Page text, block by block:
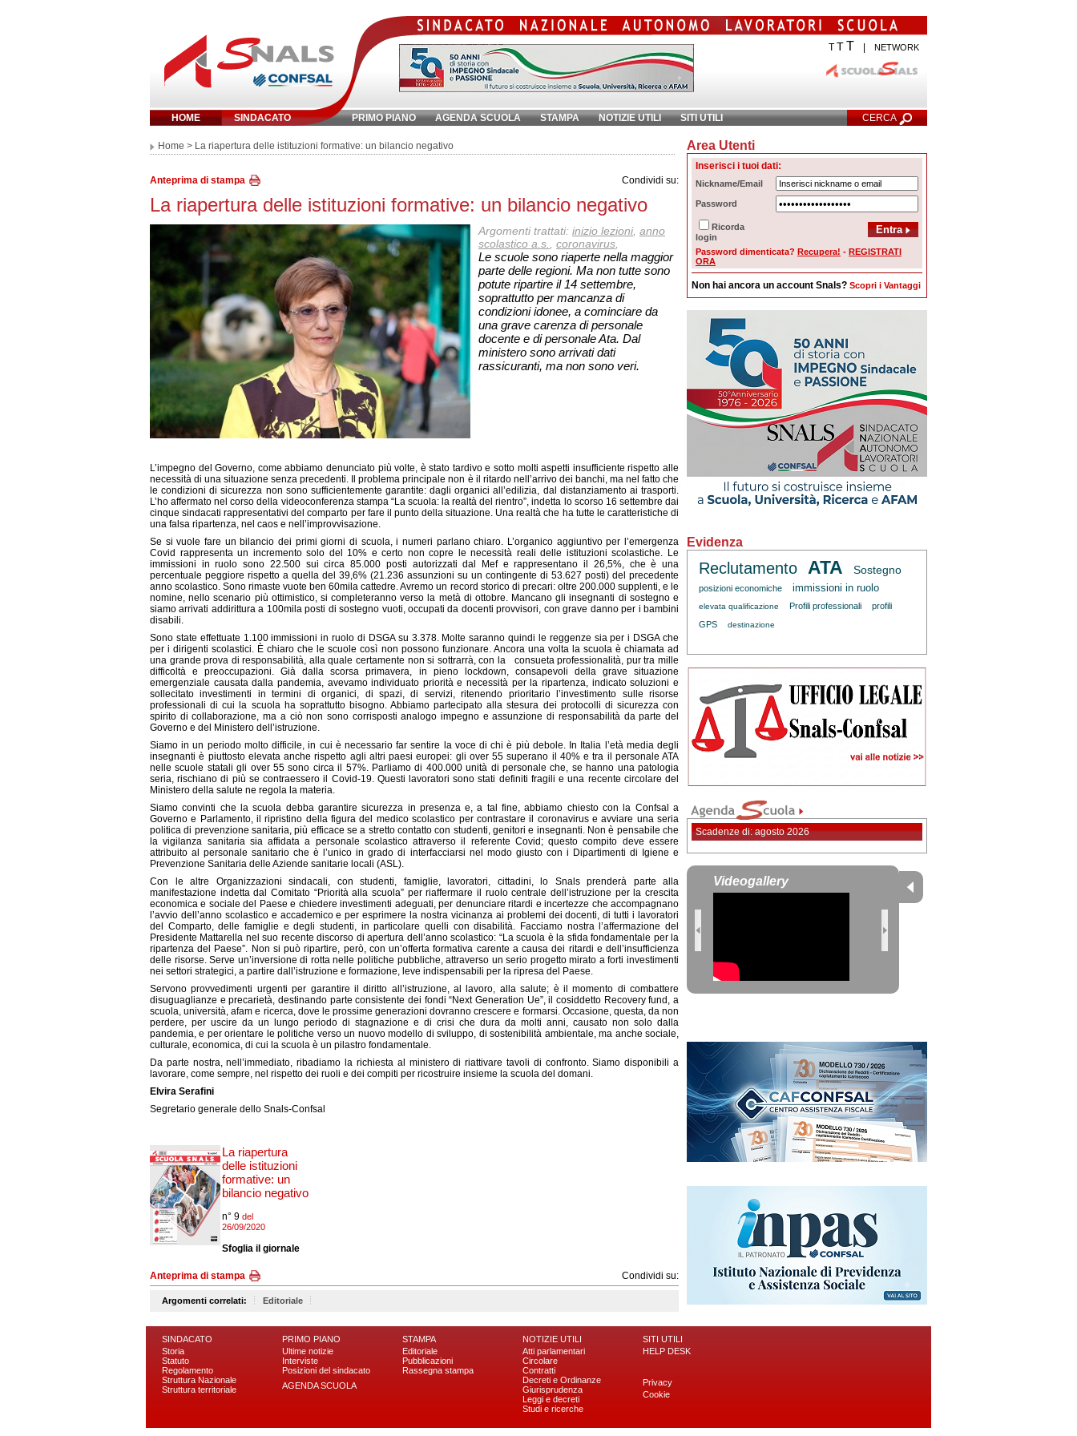
T TT NETWORK
HOME SINDACATO PRIMO PIANO AGENDA SCUOLA STAMPA NOTIZIE UTILI SITI UTILI CERCA
Inserisci parola chiave: Ricerca Avanzata
Home > La riapertura delle istituzioni formative: un bilancio negativo
Anteprima di stampa Condividi su:
La riapertura delle istituzioni formative: un bilancio negativo
Argomenti trattati: inizio lezioni, anno
scolastico a.s.
coronavirus
Le scuole sono riaperte nella maggior
parte delle regioni. Ma non tutte sono
potute ripartire il 14 settembre,
soprattutto per mancanza di
condizioni idonee, a cominciare da
una grave carenza di personale
docente e di personale Ata. Dal
ministero sono arrivati dati
rassicuranti, ma non sono veri.
L’impegno del Governo, come abbiamo denunciato più volte, è stato tardivo e sotto molti aspetti insufficiente rispetto alle
necessità di una situazione senza precedenti. Il problema principale non è il ritardo nell’arrivo dei banchi, ma nel fatto che
le condizioni di sicurezza non sono sufficientemente garantite: dagli organici all’edilizia, dal distanziamento ai trasporti.
L’ho affermato nel corso della videoconferenza stampa “La scuola: la realtà del rientro”, indetta lo scorso 16 settembre dai
cinque sindacati rappresentativi del comparto per fare il punto della situazione. Una realtà che ha tutte le caratteristiche di
una falsa ripartenza, nel caos e nell’improvvisazione.
Se si vuole fare un bilancio dei primi giorni di scuola, i numeri parlano chiaro. L’organico aggiuntivo per l’emergenza
Covid rappresenta un incremento solo del 10% e certo non copre le necessità reali delle istituzioni scolastiche. Le
immissioni in ruolo sono 22.500 sui circa 85.000 posti autorizzati dal Mef e rappresentano il 26,5%, che è una
percentuale peggiore rispetto a quella del 39,6% (21.236 assunzioni su un contingente di 53.627 posti) del precedente
anno scolastico. Sono rimaste vuote ben 60mila cattedre. Avremo un record storico di precari: oltre 200.000 supplenti, e le
nomine, nello scenario più ottimistico, si completeranno verso la metà di ottobre. Mancano gli insegnanti di sostegno e
siamo arrivati addirittura a 100mila posti di sostegno vuoti, occupati da docenti provvisori, con grave danno per i bambini
disabili.
Sono state effettuate 1.100 immissioni in ruolo di DSGA su 3.378. Molte saranno quindi le reggenze sia per i DSGA che
per i dirigenti scolastici. È chiaro che le scuole così non possono funzionare. Ancora una volta la scuola è chiamata ad
una grande prova di responsabilità, alla quale certamente non si sottrarrà, con la consueta professionalità, pur tra mille
difficoltà e preoccupazioni. Già dalla scorsa primavera, in pieno lockdown, consapevoli della grave situazione
emergenziale causata dalla pandemia, avevamo individuato priorità e necessità per la ripartenza, indicato soluzioni e
sollecitato investimenti in termini di organici, di spazi, di servizi, ritenendo prioritario l’investimento sulle risorse
professionali di cui la scuola ha soprattutto bisogno. Abbiamo partecipato alla stesura dei protocolli di sicurezza con
spirito di collaborazione, ma a ciò non sono corrisposti analogo impegno e assunzione di responsabilità da parte del
Governo e del Ministero dell’istruzione.
Siamo in un periodo molto difficile, in cui è necessario far sentire la voce di chi è più debole. In Italia l’età media degli
insegnanti è piuttosto elevata anche rispetto agli altri paesi europei: gli over 55 superano il 40% e tra il personale ATA
nelle scuole statali gli over 55 sono circa il 57%. Parliamo di 400.000 unità di personale che, se hanno una patologia
seria, rischiano di più se contraessero il Covid-19. Questi lavoratori sono stati definiti fragili e una recente circolare del
Ministero della salute ne regola la materia.
Siamo convinti che la scuola debba garantire sicurezza in presenza e, a tal fine, abbiamo chiesto con la Confsal a
Governo e Parlamento, il ripristino della figura del medico scolastico per contrastare il coronavirus e avviare una seria
politica di prevenzione sanitaria, più efficace se a stretto contatto con studenti, genitori e insegnanti. Non è pensabile che
la vigilanza sanitaria sia affidata a personale scolastico attraverso il referente Covid; questo compito deve essere
attribuito al personale sanitario che è l’unico in grado di interfacciarsi nel modo giusto con i Dipartimenti di Igiene e
Prevenzione Sanitaria delle Aziende sanitarie locali (ASL).
Con le altre Organizzazioni sindacali, con studenti, famiglie, lavoratori, cittadini, lo Snals prenderà parte alla
manifestazione indetta dal Comitato “Priorità alla scuola” per riaffermare il ruolo centrale dell’istruzione per la crescita
economica e sociale del Paese e chiedere investimenti adeguati, per denunciare ritardi e incertezze che accompagnano
l’avvio dell’anno scolastico e accademico e per esprimere la nostra vicinanza ai problemi dei docenti, di tutti i lavoratori
del Comparto, delle famiglie e degli studenti, in particolare quelli con disabilità. Facciamo nostra l’affermazione del
Presidente Mattarella nel suo recente discorso di apertura dell’anno scolastico: “La scuola è la sfida fondamentale per la
ripartenza del Paese”. Non si può ripartire, però, con un’offerta formativa carente a causa dei ritardi e dell’insufficienza
delle risorse. Serve un’inversione di rotta nelle politiche pubbliche, attraverso un serio progetto mirato a forti investimenti
nei settori strategici, a partire dall’istruzione e formazione, leve indispensabili per la ripresa del Paese.
Servono provvedimenti urgenti per garantire il diritto all’istruzione, al lavoro, alla salute; è il momento di combattere
disuguaglianze e precarietà, destinando parte consistente dei fondi “Next Generation Ue”, il cosiddetto Recovery fund, a
scuola, università, afam e ricerca, dove le prossime generazioni dovranno crescere e formarsi. Occasione, questa, da non
perdere, per uscire da un lungo periodo di stagnazione e di crisi che dura da molti anni, causato non solo dalla
pandemia, e per orientare le politiche verso un nuovo modello di sviluppo, di sostenibilità ambientale, ma anche sociale,
culturale, economica, di cui la scuola è un pilastro fondamentale.
Da parte nostra, nell’immediato, ribadiamo la richiesta al ministero di riattivare tavoli di confronto. Siamo disponibili a
lavorare, come sempre, nel rispetto dei ruoli e dei compiti per ricostruire insieme la scuola del domani.
Elvira Serafini
Segretario generale dello Snals-Confsal
La riapertura
delle istituzioni
formative: un
bilancio negativo
n° 9 del
26/09/2020
Sfoglia il giornale
Anteprima di stampa Condividi su:
Argomenti correlati: Editoriale
Area Utenti
Inserisci i tuoi dati:
Nickname/Email
Password
Ricorda
login
Password dimenticata? Recupera! - REGISTRATI
ORA
Non hai ancora un account Snals? Scopri i Vantaggi
Evidenza
Reclutamento ATA Sostegno
posizioni economiche immissioni in ruolo
elevata qualificazione Profili professionali
profili
GPS
destinazione
Scadenze di: agosto 2026
Videogallery
SINDACATO
Storia
Statuto
Regolamento
Struttura Nazionale
Struttura territoriale
PRIMO PIANO
Ultime notizie
Interviste
Posizioni del sindacato
AGENDA SCUOLA
STAMPA
Editoriale
Pubblicazioni
Rassegna stampa
NOTIZIE UTILI
Atti parlamentari
Circolare
Contratti
Decreti e Ordinanze
Giurisprudenza
Leggi e decreti
Studi e ricerche
SITI UTILI
HELP DESK
Privacy
Cookie